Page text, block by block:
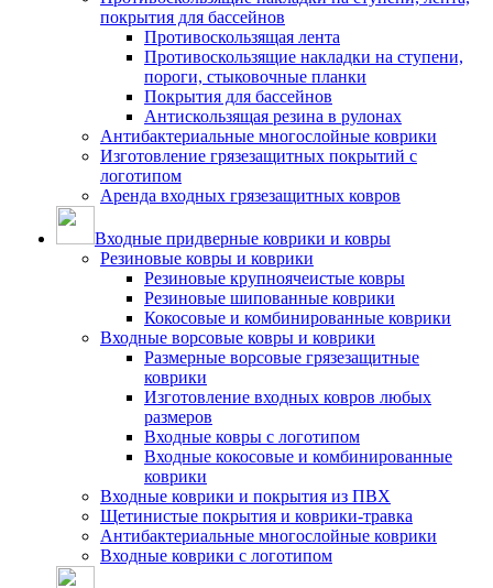
покрытия для бассейнов
Противоскользящая лента
Противоскользящие накладки на ступени,
пороги, стыковочные планки
Покрытия для бассейнов
Антискользящая резина в рулонах
Антибактериальные многослойные коврики
Изготовление грязезащитных покрытий с
логотипом
Аренда входных грязезащитных ковров
Входные придверные коврики и ковры
Резиновые ковры и коврики
Резиновые крупноячеистые ковры
Резиновые шипованные коврики
Кокосовые и комбинированные коврики
Входные ворсовые ковры и коврики
Размерные ворсовые грязезащитные
коврики
Изготовление входных ковров любых
размеров
Входные ковры с логотипом
Входные кокосовые и комбинированные
коврики
Входные коврики и покрытия из ПВХ
Щетинистые покрытия и коврики-травка
Антибактериальные многослойные коврики
Входные коврики с логотипом